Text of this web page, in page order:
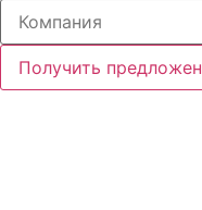
Получить